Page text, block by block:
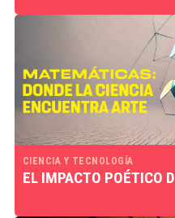
CIENCIA Y TECNOLOGÍA
EL IMPACTO POÉTICO